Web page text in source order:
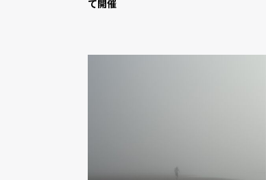
て開催